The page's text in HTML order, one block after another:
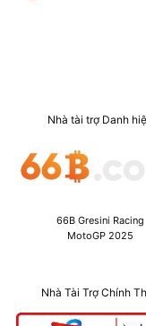
Nhà tài trợ Danh
66B Gresini Racing
MotoGP 2025
Nhà Tài Trợ Chính